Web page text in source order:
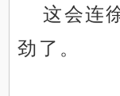
这会连
劲了。